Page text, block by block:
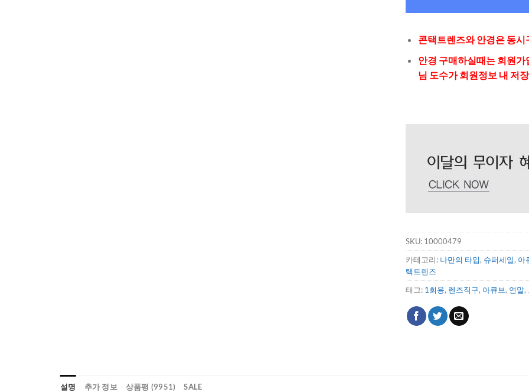
콘택트렌즈와 안경은 동
안경 구매하실때는 회원
님 도수가 회원정보 내 저
SKU: 10000479
카테고리: 나만의 타입, 슈퍼세일, 아
택트렌즈
태그: 1회용, 렌즈직구, 아큐브, 연말,
설명 추가 정보 상품평 (9951) SALE